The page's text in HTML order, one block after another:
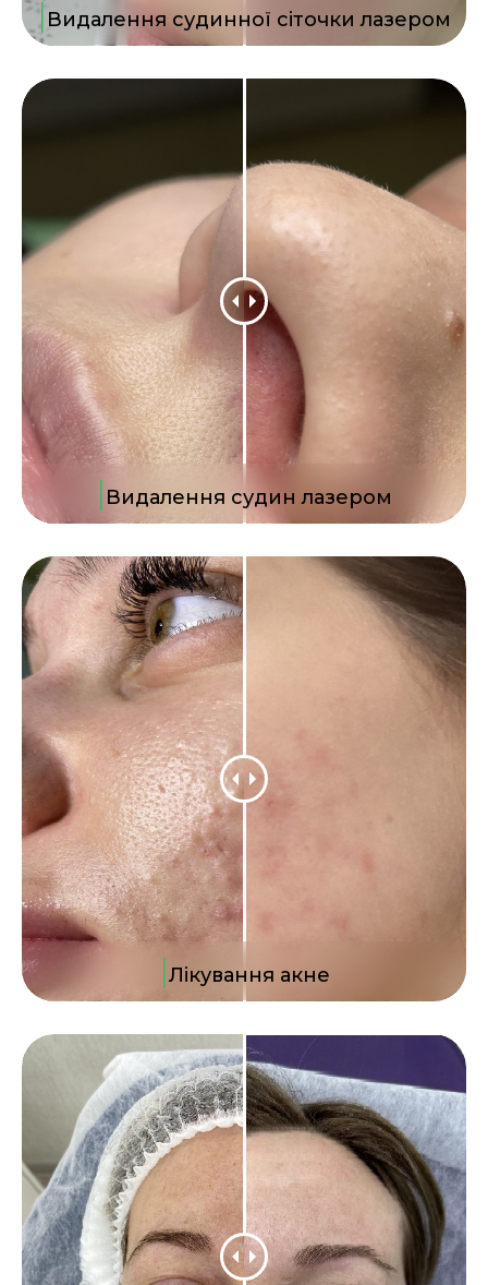
| Видалення судинної сіточки лазером
| Видалення судин лазером
|Лікування акне